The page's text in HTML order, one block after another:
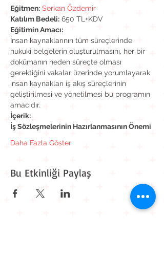
Eğitmen: Serkan Özdemir
Katılım Bedeli: 650 TL+KDV
Eğitimin Amacı:
İnsan kaynaklarının tüm süreçlerinde
hukuki belgelerin oluşturulmasını, her bir
dokümanın neden süreçte olması
gerektiğini vakalar üzerinde yorumlayarak
insan kaynakları iş akış süreçlerinin
geliştirilmesi ve yönetilmesi bu programın
amacıdır.
İçerik:
İş Sözleşmelerinin Hazırlanmasının Önemi
Daha Fazla Göster
Bu Etkinliği Paylaş